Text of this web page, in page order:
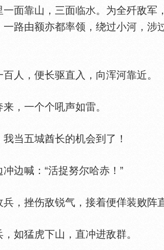
面靠山，三面临
。为全歼敌军
路由额亦都率领，绕过小河，涉
，便长驱直入，向浑河靠近。
，一个个吼声如雷。
当五城酋长的机会到了！
边喊：“活捉努尔哈赤！”
挫伤敌锐气，接着便佯装败阵
猛虎下山，直冲进敌群。